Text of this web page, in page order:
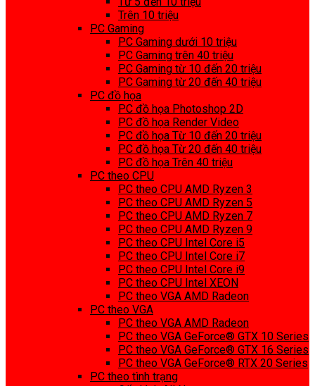
Trên 10 triệu
PC Gaming
PC Gaming dưới 10 triệu
PC Gaming trên 40 triệu
PC Gaming từ 10 đến 20 triệu
PC Gaming từ 20 đến 40 triệu
PC đồ họa
PC đồ họa Photoshop 2D
PC đồ họa Render Video
PC đồ họa Từ 10 đến 20 triệu
PC đồ họa Từ 20 đến 40 triệu
PC đồ họa Trên 40 triệu
PC theo CPU
PC theo CPU AMD Ryzen 3
PC theo CPU AMD Ryzen 5
PC theo CPU AMD Ryzen 7
PC theo CPU AMD Ryzen 9
PC theo CPU Intel Core i5
PC theo CPU Intel Core i7
PC theo CPU Intel Core i9
PC theo CPU Intel XEON
PC theo VGA AMD Radeon
PC theo VGA
PC theo VGA AMD Radeon
PC theo VGA GeForce® GTX 10 Series
PC theo VGA GeForce® GTX 16 Series
PC theo VGA GeForce® RTX 20 Series
PC theo tình trạng